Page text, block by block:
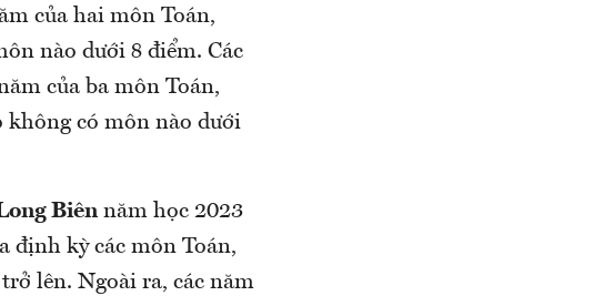
của hai môn Toán,
nào dưới 8 điểm. Các
của ba môn Toán,
có môn nào dưới
Biênnăm học 2023
định kỳ các môn Toán,
lên. Ngoài ra, các năm